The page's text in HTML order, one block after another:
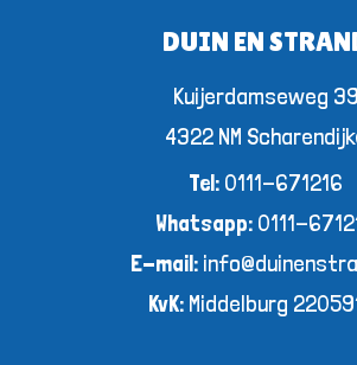
DUIN EN
Kuijerdamseweg 39
4322 NM
Tel: 0111-671216
Whatsapp: 0111-
E-mail:
KvK: Middelburg